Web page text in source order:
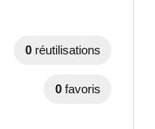
0 réutilisations
0 favoris